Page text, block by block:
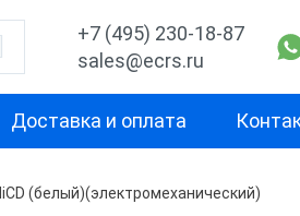
+7 (495) 230-18-87
sales@ecrs.ru
Доставка и оплата
Распайка
(белый)(электромеханический)